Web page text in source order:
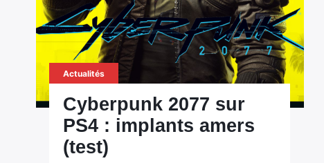
Actualités
Cyberpunk 2077 sur
PS4 : implants amers
(test)